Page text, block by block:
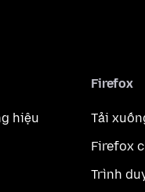
hiệu
Firefox
Tải
Firefox
Trình